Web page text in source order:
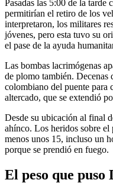
Pasadas las 5:00 de la
permitirían el retiro de los
interpretaron, los militares
jóvenes, pero esta tuvo su
el pase de la ayuda
Las bombas lacrimógenas
de plomo también. Decenas
colombiano del puente para
altercado, que se extendió
Desde su ubicación al final
ahínco. Los heridos sobre el
menos unos 15, incluso un
porque se prendió en fuego.
El peso que puso